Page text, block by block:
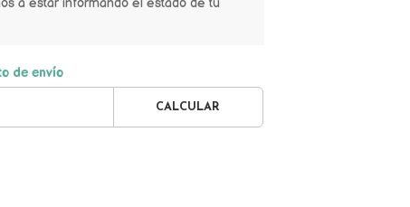
a estar informando el estado de tu
de envío
CALCULAR